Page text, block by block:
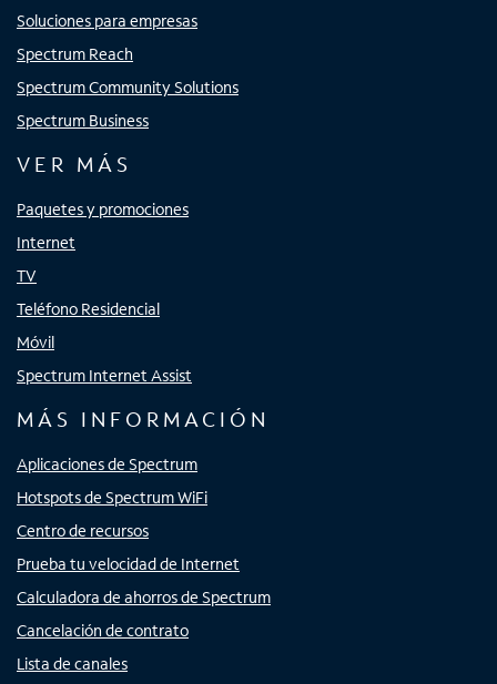
Soluciones para empresas
Spectrum Reach
Spectrum Community Solutions
Spectrum Business
VER MÁS
Paquetes y promociones
Internet
TV
Teléfono Residencial
Móvil
Spectrum Internet Assist
MÁS INFORMACIÓN
Aplicaciones de Spectrum
Hotspots de Spectrum WiFi
Centro de recursos
Prueba tu velocidad de Internet
Calculadora de ahorros de Spectrum
Cancelación de contrato
Lista de canales